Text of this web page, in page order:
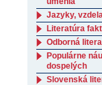
Jazyky,
Literatúra
Odborná
Populárne
dospelých
Slovenská